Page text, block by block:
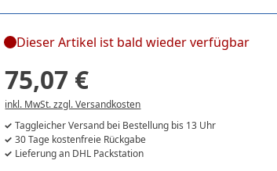
Dieser Artikel ist bald wieder verfügbar
75,07 €
inkl. MwSt. zzgl. Versandkosten
Taggleicher Versand bei Bestellung bis 13 Uhr
30 Tage kostenfreie Rückgabe
Lieferung an DHL Packstation